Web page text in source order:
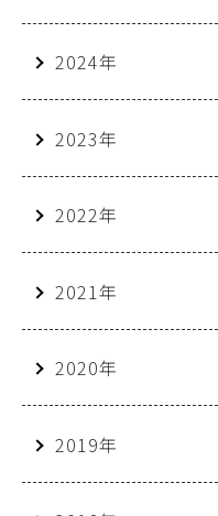
2024年
2023年
2022年
2021年
2020年
2019年